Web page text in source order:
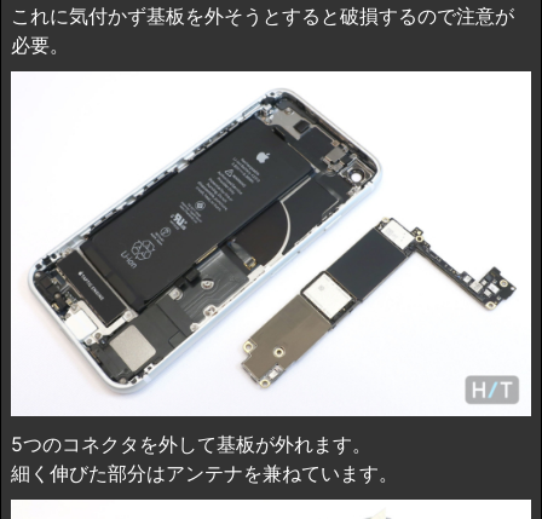
これに気付かず基板を外そうとすると破損するので注意が
必要。
5つのコネクタを外して基板が外れます。
細く伸びた部分はアンテナを兼ねています。